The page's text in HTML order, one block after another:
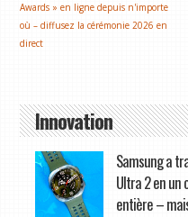
Awards » en ligne depuis n'importe
où – diffusez la cérémonie 2026 en
direct
Innovation
Samsung a
Ultra 2 en un
entière –